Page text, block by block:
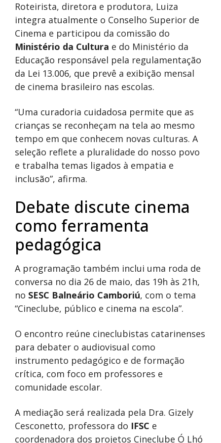
Roteirista, diretora e produtora, Luiza
integra atualmente o Conselho Superior de
Cinema e participou da comissão do
Ministério da Cultura e do Ministério da
Educação responsável pela regulamentação
da Lei 13.006, que prevê a exibição mensal
de cinema brasileiro nas escolas.
“Uma curadoria cuidadosa permite que as
crianças se reconheçam na tela ao mesmo
tempo em que conhecem novas culturas. A
seleção reflete a pluralidade do nosso povo
e trabalha temas ligados à empatia e
inclusão”, afirma.
Debate discute cinema
como ferramenta
pedagógica
A programação também inclui uma roda de
conversa no dia 26 de maio, das 19h às 21h,
no SESC Balneário Camboriú, com o tema
“Cineclube, público e cinema na escola”.
O encontro reúne cineclubistas catarinenses
para debater o audiovisual como
instrumento pedagógico e de formação
crítica, com foco em professores e
comunidade escolar.
A mediação será realizada pela Dra. Gizely
Cesconetto, professora do IFSC e
coordenadora dos projetos Cineclube Ó Lhó